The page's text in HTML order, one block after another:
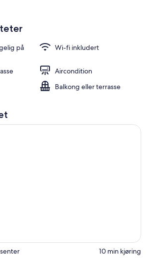
på
Wi-fi inkludert
Aircondition
Balkong eller terrasse
‪10 min kjøring‬